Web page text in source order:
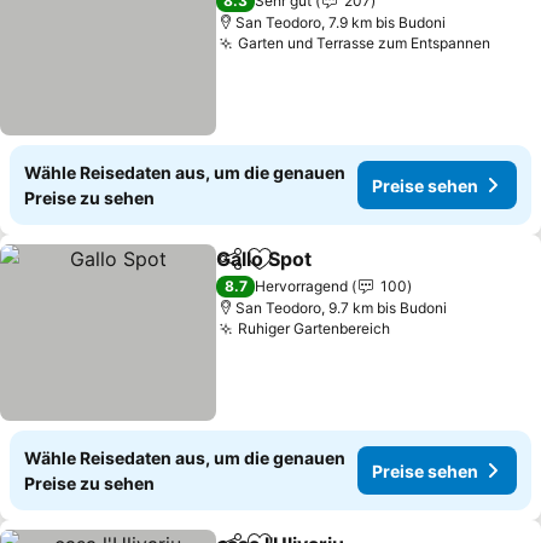
San Teodoro, 7.9 km bis Budoni
Garten und Terrasse zum Entspannen
Wähle Reisedaten aus, um die genauen
Preise zu sehen
Preise sehen
TeilenZu Favoriten hinzufügen
Gallo Spot
8.7 Hervorragend
100
San Teodoro, 9.7 km bis Budoni
Ruhiger Gartenbereich
Wähle Reisedaten aus, um die genauen
Preise zu sehen
Preise sehen